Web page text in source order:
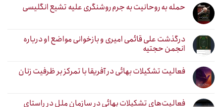
حمله به روحانیت به جرم روشنگری علیه تشیع انگلیسی
درگذشت علی قائمی امیری و بازخوانی مواضع او درباره
انجمن حجتیه
فعالیت تشکیلات بهائی در آفریقا با تمرکز بر ظرفیت زنان
فعالیت‌های تشکیلات بهائی در سازمان ملل در راستای